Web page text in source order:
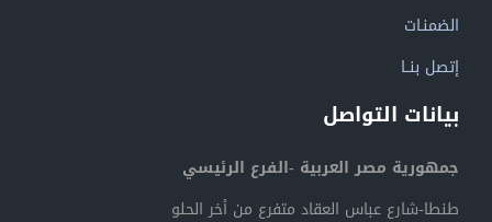
الضمنـات
إتصل بنــا
بيانات التواصل
جمهورية مصر العربية -الفرع الرئيسي
طنطا-شارع عباس العقاد متفرع من أخر الحلو